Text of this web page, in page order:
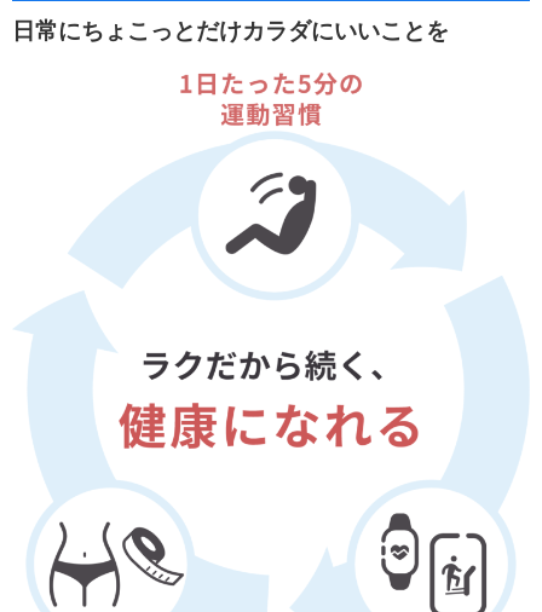
日常にちょこっとだけカラダにいいことを